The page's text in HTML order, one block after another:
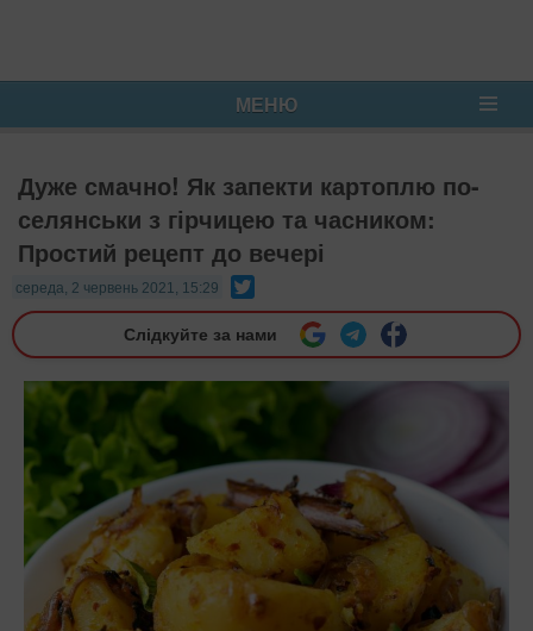
МЕНЮ
Дуже смачно! Як запекти картоплю по-
селянськи з гірчицею та часником:
Простий рецепт до вечері
середа, 2 червень 2021, 15:29
Слідкуйте за нами